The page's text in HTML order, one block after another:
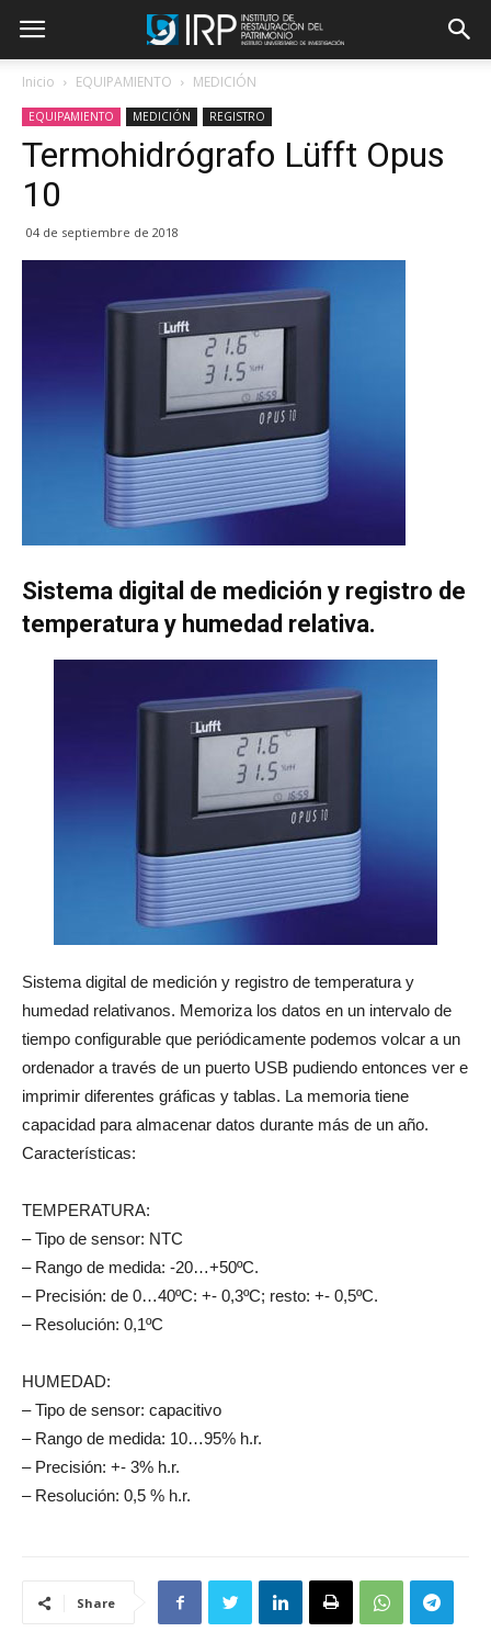
Inicio EQUIPAMIENTO MEDICIÓN
EQUIPAMIENTO MEDICIÓN REGISTRO
Termohidrógrafo Lüfft Opus
10
04 de septiembre de 2018
Sistema digital de medición y registro de
temperatura y humedad relativa.
Sistema digital de medición y registro de temperatura y
humedad relativanos. Memoriza los datos en un intervalo de
tiempo configurable que periódicamente podemos volcar a un
ordenador a través de un puerto USB pudiendo entonces ver e
imprimir diferentes gráficas y tablas. La memoria tiene
capacidad para almacenar datos durante más de un año.
Características:
TEMPERATURA:
– Tipo de sensor: NTC
– Rango de medida: -20…+50ºC.
– Precisión: de 0…40ºC: +- 0,3ºC; resto: +- 0,5ºC.
– Resolución: 0,1ºC
HUMEDAD:
– Tipo de sensor: capacitivo
– Rango de medida: 10…95% h.r.
– Precisión: +- 3% h.r.
– Resolución: 0,5 % h.r.
Share